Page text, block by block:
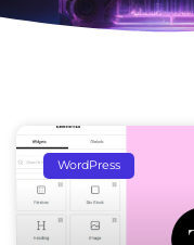
WordPress